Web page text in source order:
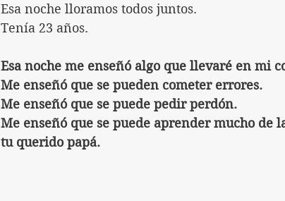
Esa noche lloramos todos juntos.
Tenía 23 años.
Esa noche me enseñó algo que llevaré en mi
Me enseñó que se pueden cometer errores.
Me enseñó que se puede pedir perdón.
Me enseñó que se puede aprender mucho de
tu querido papá.